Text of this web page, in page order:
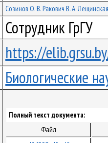
Созинов О. В.Ракович В. А.
Сотрудник ГрГУ
https://
Биологические
Полный текст документа:
Файл